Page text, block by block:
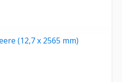
(12,7 x 2565 mm)